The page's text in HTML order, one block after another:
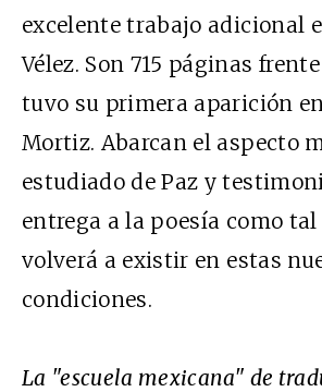
excelente trabajo adicional
Vélez. Son 715 páginas
tuvo su primera aparición
Mortiz. Abarcan el aspecto
estudiado de Paz y
entrega a la poesía como tal
volverá a existir en estas
condiciones.
La "escuela mexicana" de